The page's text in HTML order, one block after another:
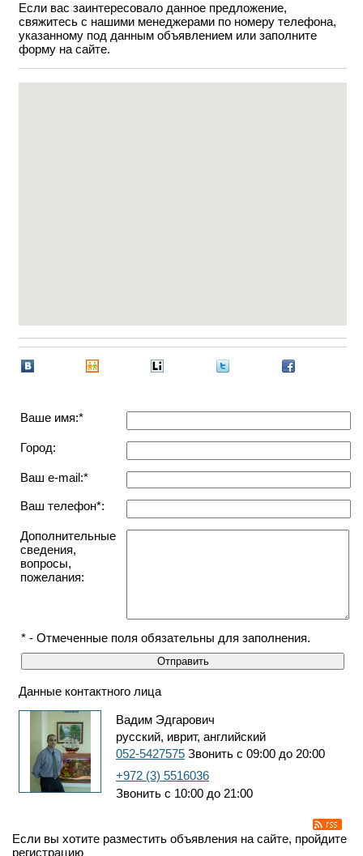
Если вас заинтересовало данное предложение,
свяжитесь с нашими менеджерами по номеру телефона,
указанному под данным объявлением или заполните
форму на сайте.
Ваше имя:*
Город:
Ваш e-mail:*
Ваш телефон*:
Дополнительные
сведения,
вопросы,
пожелания:
* - Отмеченные поля обязательны для заполнения.
Данные контактного лица
Вадим Эдгарович
русский, иврит, английский
052-5427575 Звонить с 09:00 до 20:00
+972 (3) 5516036
Звонить с 10:00 до 21:00
Если вы хотите разместить объявления на сайте, пройдите
регистрацию